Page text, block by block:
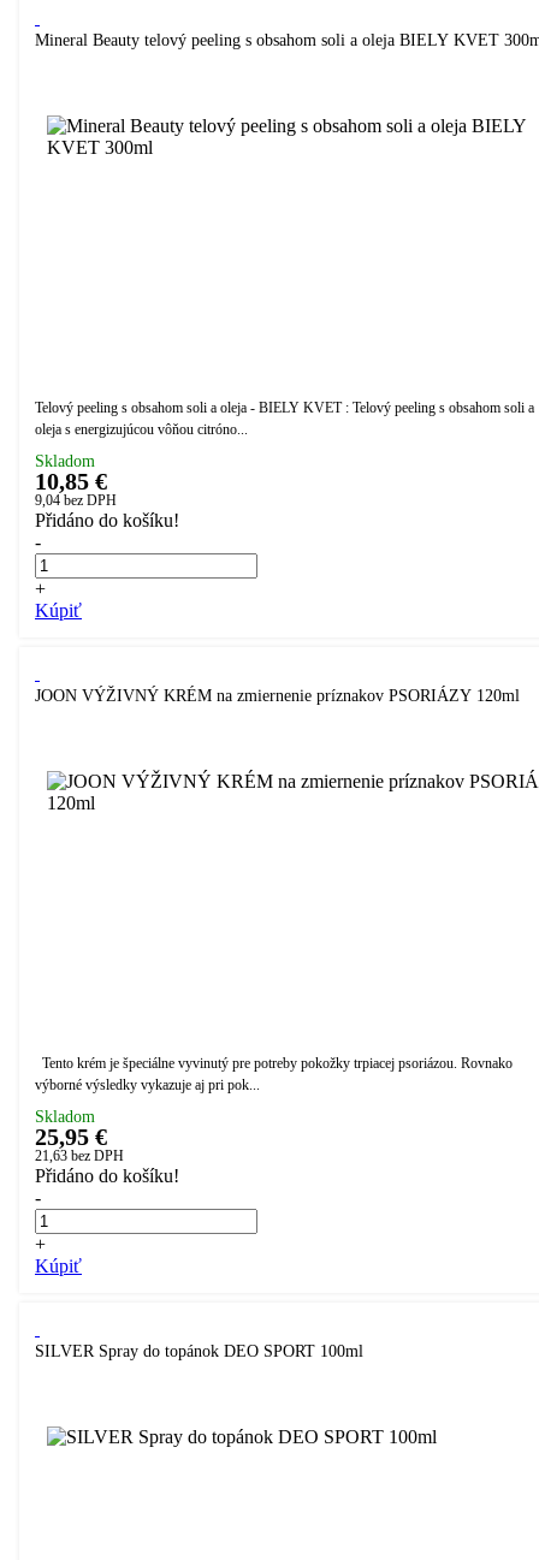
Mineral Beauty telový peeling s obsahom soli a oleja BIELY KVET
Telový peeling s obsahom soli a oleja - BIELY KVET : Telový peeling s obsahom soli a
oleja s energizujúcou vôňou citróno...
Skladom
10,85 €
9,04 bez DPH
Přidáno do košíku!
-
+
Kúpiť
JOON VÝŽIVNÝ KRÉM na zmiernenie príznakov PSORIÁZY 120ml
Tento krém je špeciálne vyvinutý pre potreby pokožky trpiacej psoriázou. Rovnako
výborné výsledky vykazuje aj pri pok...
Skladom
25,95 €
21,63 bez DPH
Přidáno do košíku!
-
+
Kúpiť
SILVER Spray do topánok DEO SPORT 100ml